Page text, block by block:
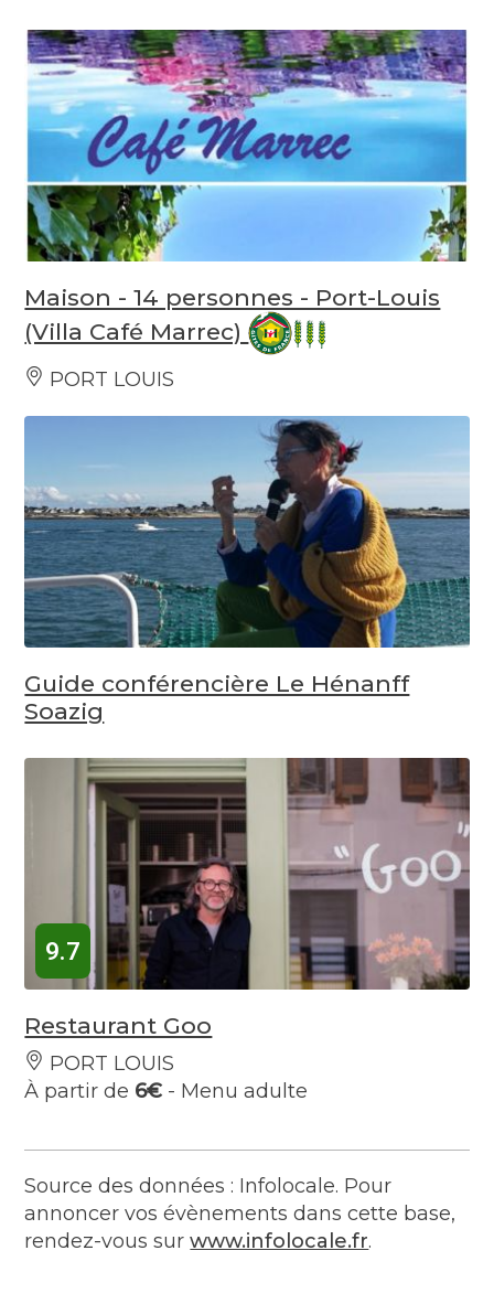
Maison - 14 personnes - Port-Louis
(Villa Café Marrec)
PORT LOUIS
Guide conférencière Le Hénanff
Soazig
9.7
Restaurant Goo
PORT LOUIS
À partir de 6€ - Menu adulte
Source des données : Infolocale. Pour
annoncer vos évènements dans cette base,
rendez-vous surwww.infolocale.fr.